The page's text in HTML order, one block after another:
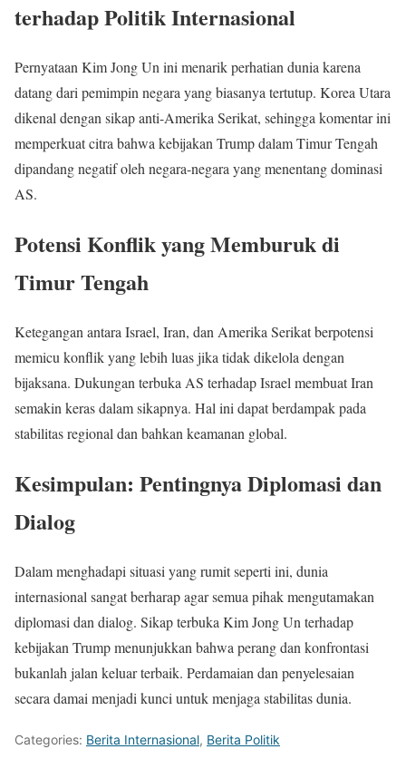
terhadap Politik Internasional
Pernyataan Kim Jong Un ini menarik perhatian dunia karena
datang dari pemimpin negara yang biasanya tertutup. Korea Utara
dikenal dengan sikap anti-Amerika Serikat, sehingga komentar ini
memperkuat citra bahwa kebijakan Trump dalam Timur Tengah
dipandang negatif oleh negara-negara yang menentang dominasi
AS.
Potensi Konflik yang Memburuk di
Timur Tengah
Ketegangan antara Israel, Iran, dan Amerika Serikat berpotensi
memicu konflik yang lebih luas jika tidak dikelola dengan
bijaksana. Dukungan terbuka AS terhadap Israel membuat Iran
semakin keras dalam sikapnya. Hal ini dapat berdampak pada
stabilitas regional dan bahkan keamanan global.
Kesimpulan: Pentingnya Diplomasi dan
Dialog
Dalam menghadapi situasi yang rumit seperti ini, dunia
internasional sangat berharap agar semua pihak mengutamakan
diplomasi dan dialog. Sikap terbuka Kim Jong Un terhadap
kebijakan Trump menunjukkan bahwa perang dan konfrontasi
bukanlah jalan keluar terbaik. Perdamaian dan penyelesaian
secara damai menjadi kunci untuk menjaga stabilitas dunia.
Categories: Berita Internasional, Berita Politik